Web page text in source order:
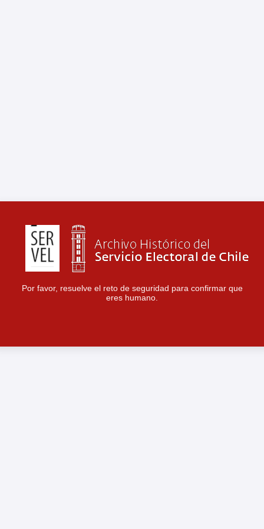
Por favor, resuelve el reto de seguridad para confirmar que
eres humano.